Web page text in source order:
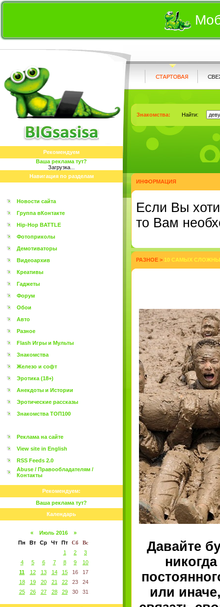
Рекомендуем
Ваша реклама тут?
Загрузка...
Навигация по разделам
Новости сайта
Группа вКонтакте
Hip-Hop BATTLE
Фотоприколы
Демотиваторы
Видеоархив
Креативы
Гаджеты
Форум
Обои
Авто
Разное
Flash Игры и Мульты
Знакомства
Железо и софт
Эротика (18+)
Анекдоты и Истории
Эротические рассказы
Знакомства ТОП100
Реклама на сайте
View site in English
RSS Feeds 2.0
Abuse / Правообладателям /
Контакты
Рекомендуем:
Ваша реклама тут?
Календарь
« Июль 2016
»
Пн
Вт Ср Чт Пт Сб
Вс
1
2
3
4
5 6 7 8 9
10
11
12 13 14 15 16
17
18
19 20 21 22 23
24
25
26 27 28 29 30 31
Знакомства: Найти:
ИНФОРМАЦИЯ
Eсли Вы
то Вам
РАЗНОЕ > 10 САМЫХ
Давайте
или